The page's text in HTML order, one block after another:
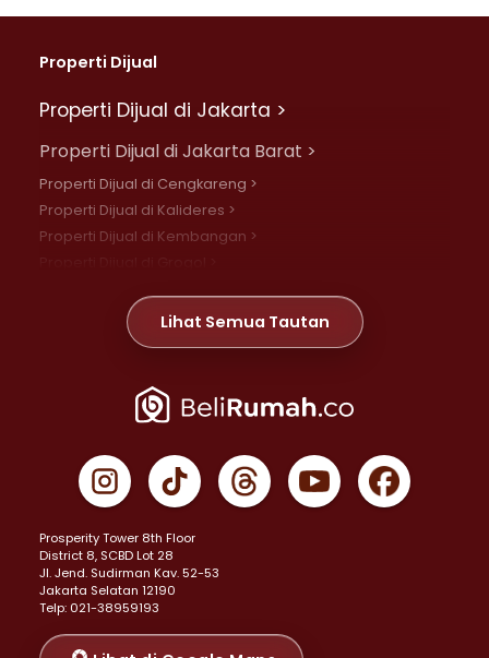
Properti Dijual
Properti Dijual di Jakarta >
Properti Dijual di Jakarta Barat >
Properti Dijual di Cengkareng >
Properti Dijual di Kalideres >
Properti Dijual di Kembangan >
Properti Dijual di Meruya >
Properti Dijual di Jelambar >
Properti Dijual di Jakarta Pusat >
Properti Dijual di Gambir >
Properti Dijual di Johar Baru >
Properti Dijual di Menteng >
Properti Dijual di Senen >
Properti Dijual di Tanah Abang >
Properti Dijual di Cikini >
Properti Dijual di Kramat >
Lihat Semua Tautan
Prosperity Tower 8th Floor
District 8, SCBD Lot 28
JI. Jend. Sudirman Kav. 52-53
Jakarta Selatan 12190
Telp: 021-38959193